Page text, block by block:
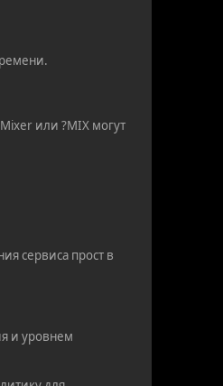
или ?MIX могут
сервиса прост в
и уровнем